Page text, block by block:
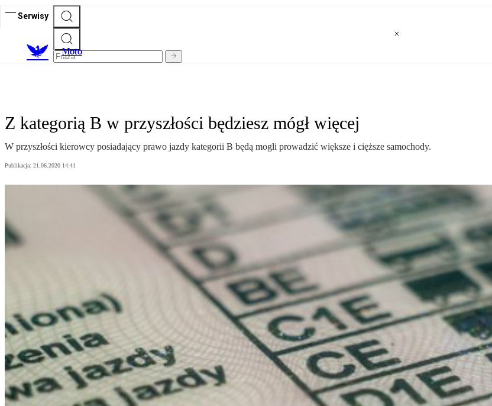
Serwisy
Moto
Z kategorią B w przyszłości będziesz mógł więcej
W przyszłości kierowcy posiadający prawo jazdy kategorii B będą mogli prowadzić większe i cięższe samochody.
Publikacja: 21.06.2020 14:41